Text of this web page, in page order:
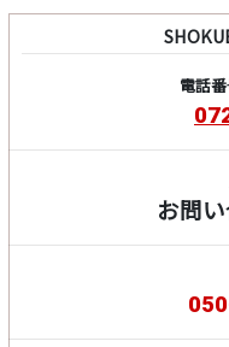
電話
お問